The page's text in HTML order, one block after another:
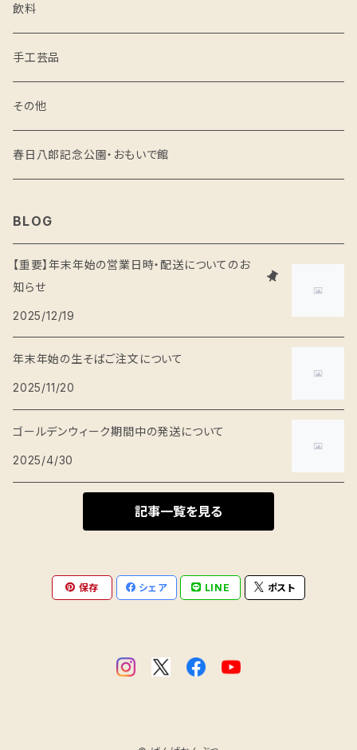
米
野菜・果物
醸造品
味噌
その他の発酵食品
麺
飲料
手工芸品
その他
春日八郎記念公園・おもいで館
BLOG
【重要】年末年始の営業日時・配送についてのお
知らせ
2025/12/19
年末年始の生そばご注文について
2025/11/20
ゴールデンウィーク期間中の発送について
2025/4/30
記事一覧を見る
保存 シェア LINE ポスト